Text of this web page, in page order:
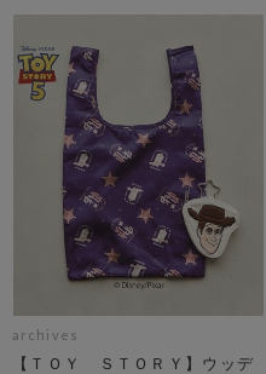
archives
【ＴＯＹ ＳＴＯＲＹ】ウッデ